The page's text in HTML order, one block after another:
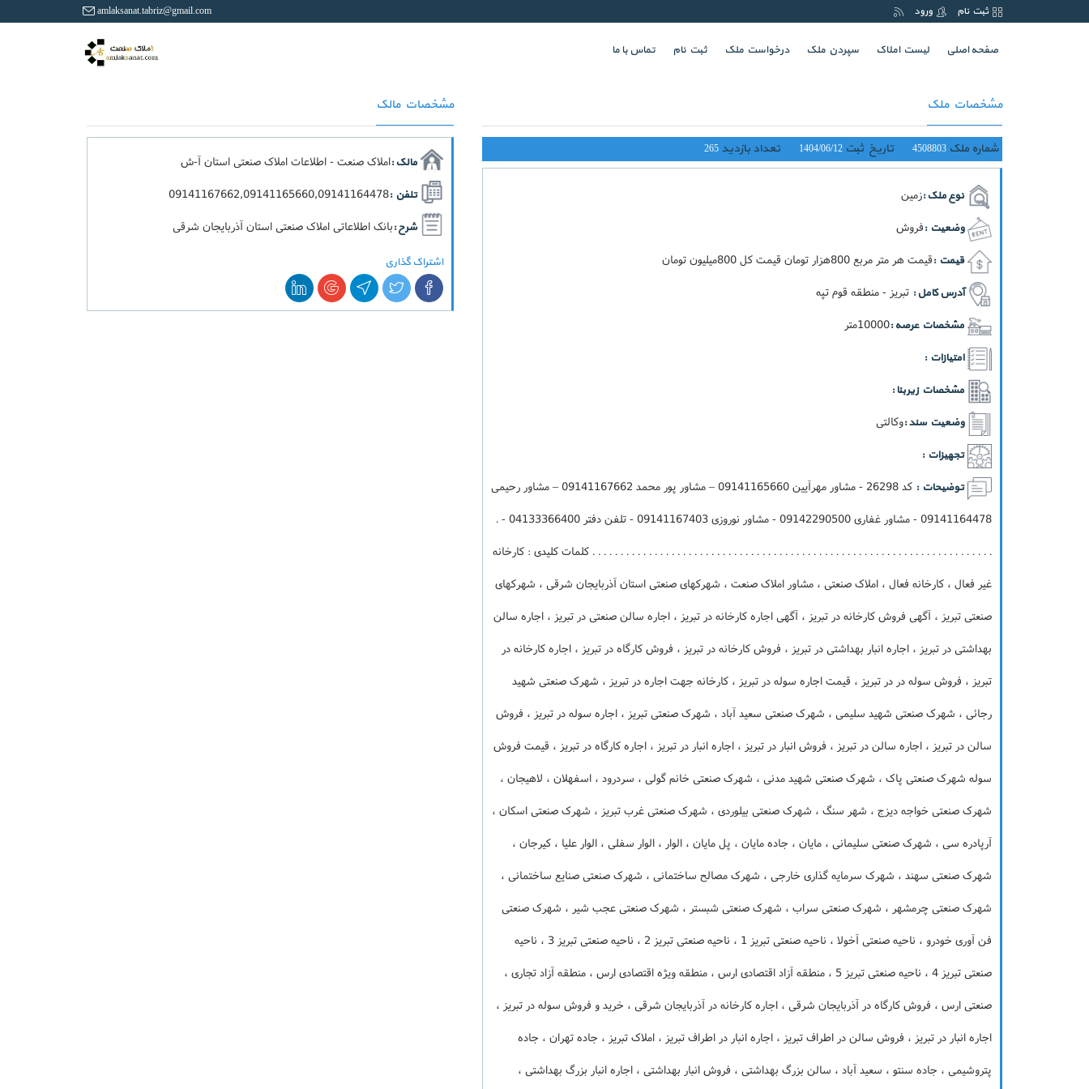
ثبت نام ورود amlaksanat.tabriz@gmail.com
صفحه اصلی لیست املاک سپردن ملک درخواست ملک ثبت نام تماس با ما
مشخصات ملک
شماره ملک 4508803 تاریخ ثبت 1404/06/12 تعداد بازدید 265
نوع ملک :زمین
وضعیت :فروش
قیمت :قيمت هر متر مربع 800هزار تومان قيمت کل 800ميليون تومان
آدرس کامل : تبریز - منطقه قوم تپه
مشخصات عرصه :10000متر
امتیازات :
مشخصات زیربنا :
وضعیت سند :وکالتی
تجهیزات :
توضیحات :
کد 26298 - مشاور مهرآیین 09141165660 – مشاور پور محمد 09141167662 – مشاور رحیمی
09141164478 - مشاور غفاری 09142290500 - مشاور نوروزی 09141167403 - تلفن دفتر 04133366400 - .
. . . . . . . . . . . . . . . . . . . . . . . . . . . . . . . . . . . . . . . . . . . . . . . . . . . . . . . . . . . . . . . . . . . . . . . کلمات کلیدی : کارخانه
غیر فعال ، کارخانه فعال ، املاک صنعتی ، مشاور املاک صنعت ، شهرکهای صنعتی استان آذربایجان شرقی ، شهرکهای
صنعتی تبریز ، آگهی فروش کارخانه در تبریز ، آگهی اجاره کارخانه در تبریز ، اجاره سالن صنعتی در تبریز ، اجاره سالن
بهداشتی در تبریز ، اجاره انبار بهداشتی در تبریز ، فروش کارخانه در تبریز ، فروش کارگاه در تبریز ، اجاره کارخانه در
تبریز ، فروش سوله در در تبریز ، قیمت اجاره سوله در تبریز ، کارخانه جهت اجاره در تبریز ، شهرک صنعتی شهید
رجائی ، شهرک صنعتی شهید سلیمی ، شهرک صنعتی سعید آباد ، شهرک صنعتی تبریز ، اجاره سوله در تبریز ، فروش
سالن در تبریز ، اجاره سالن در تبریز ، فروش انبار در تبریز ، اجاره انبار در تبریز ، اجاره کارگاه در تبریز ، قیمت فروش
سوله شهرک صنعتی پاک ، شهرک صنعتی شهید مدنی ، شهرک صنعتی خانم گولی ، سردرود ، اسفهلان ، لاهیجان ،
شهرک صنعتی خواجه دیزج ، شهر سنگ ، شهرک صنعتی بیلوردی ، شهرک صنعتی غرب تبریز ، شهرک صنعتی اسکان ،
آرپادره سی ، شهرک صنعتی سلیمانی ، مایان ، جاده مایان ، پل مایان ، الوار ، الوار سفلی ، الوار علیا ، کیرجان ،
شهرک صنعتی سهند ، شهرک سرمایه گذاری خارجی ، شهرک مصالح ساختمانی ، شهرک صنعتی صنایع ساختمانی ،
شهرک صنعتی چرمشهر ، شهرک صنعتی سراب ، شهرک صنعتی شبستر ، شهرک صنعتی عجب شیر ، شهرک صنعتی
فن آوری خودرو ، ناحیه صنعتی آخولا ، ناحیه صنعتی تبریز 1 ، ناحیه صنعتی تبریز 2 ، ناحیه صنعتی تبریز 3 ، ناحیه
صنعتی تبریز 4 ، ناحیه صنعتی تبریز 5 ، منطقه آزاد اقتصادی ارس ، منطقه ویژه اقتصادی ارس ، منطقه آزاد تجاری ،
صنعتی ارس ، فروش کارگاه در آذربایجان شرقی ، اجاره کارخانه در آذربایجان شرقی ، خرید و فروش سوله در تبریز ،
اجاره انبار در تبریز ، فروش سالن در اطراف تبریز ، اجاره انبار در اطراف تبریز ، املاک تبریز ، جاده تهران ، جاده
پتروشیمی ، جاده سنتو ، سعید آباد ، سالن بزرگ بهداشتی ، فروش انبار بهداشتی ، اجاره انبار بزرگ بهداشتی ،
مشخصات مالک
مالک :املاک صنعت - اطلاعات املاک صنعتی استان آ-ش
تلفن :09141167662,09141165660,09141164478
شرح :بانک اطلاعاتی املاک صنعتی استان آذربایجان شرقی
اشتراک گذاری